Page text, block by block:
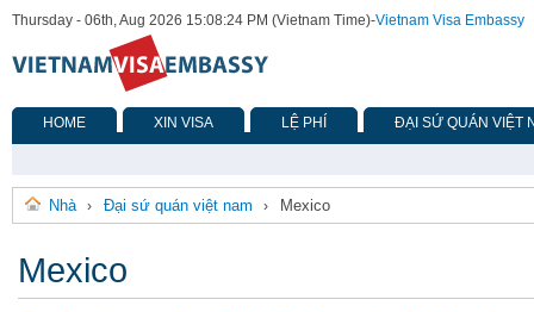
Thursday - 06th, Aug 2026 15:08:24 PM (Vietnam Time)-Vietnam Visa Embassy
HOME XIN VISA LỆ PHÍ ĐẠI SỨ QUÁN VIỆT
Nhà › Đại sứ quán việt nam › Mexico
Mexico